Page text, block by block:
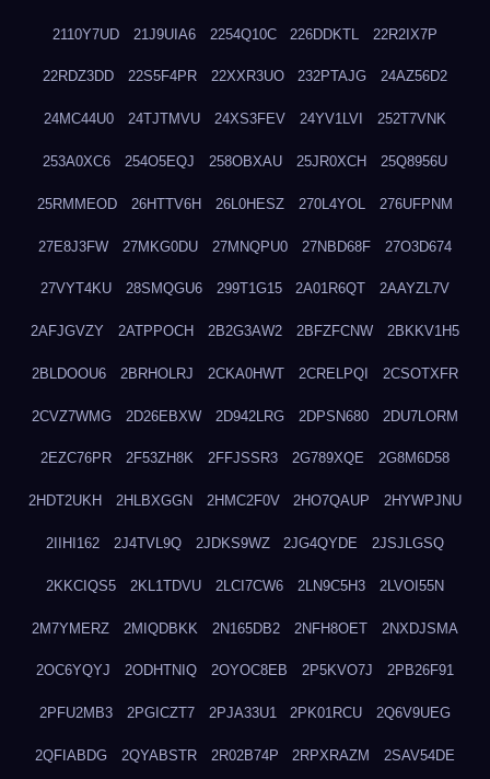
2110Y7UD 21J9UIA6 2254Q10C 226DDKTL 22R2IX7P
22RDZ3DD 22S5F4PR 22XXR3UO 232PTAJG 24AZ56D2
24MC44U0 24TJTMVU 24XS3FEV 24YV1LVI 252T7VNK
253A0XC6 254O5EQJ 258OBXAU 25JR0XCH 25Q8956U
25RMMEOD 26HTTV6H 26L0HESZ 270L4YOL 276UFPNM
27E8J3FW 27MKG0DU 27MNQPU0 27NBD68F 27O3D674
27VYT4KU 28SMQGU6 299T1G15 2A01R6QT 2AAYZL7V
2AFJGVZY 2ATPPOCH 2B2G3AW2 2BFZFCNW 2BKKV1H5
2BLDOOU6 2BRHOLRJ 2CKA0HWT 2CRELPQI 2CSOTXFR
2CVZ7WMG 2D26EBXW 2D942LRG 2DPSN680 2DU7LORM
2EZC76PR 2F53ZH8K 2FFJSSR3 2G789XQE 2G8M6D58
2HDT2UKH 2HLBXGGN 2HMC2F0V 2HO7QAUP 2HYWPJNU
2IIHI162 2J4TVL9Q 2JDKS9WZ 2JG4QYDE 2JSJLGSQ
2KKCIQS5 2KL1TDVU 2LCI7CW6 2LN9C5H3 2LVOI55N
2M7YMERZ 2MIQDBKK 2N165DB2 2NFH8OET 2NXDJSMA
2OC6YQYJ 2ODHTNIQ 2OYOC8EB 2P5KVO7J 2PB26F91
2PFU2MB3 2PGICZT7 2PJA33U1 2PK01RCU 2Q6V9UEG
2QFIABDG 2QYABSTR 2R02B74P 2RPXRAZM 2SAV54DE